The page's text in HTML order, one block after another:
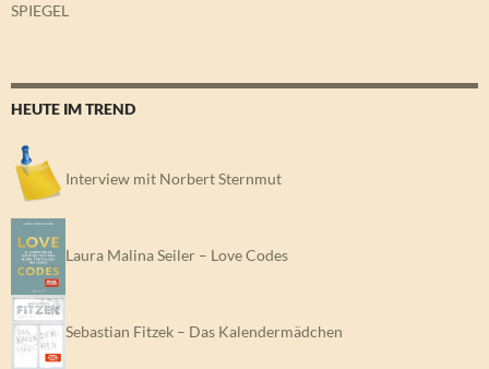
SPIEGEL
HEUTE IM TREND
Interview mit Norbert Sternmut
Laura Malina Seiler – Love Codes
Sebastian Fitzek – Das Kalendermädchen